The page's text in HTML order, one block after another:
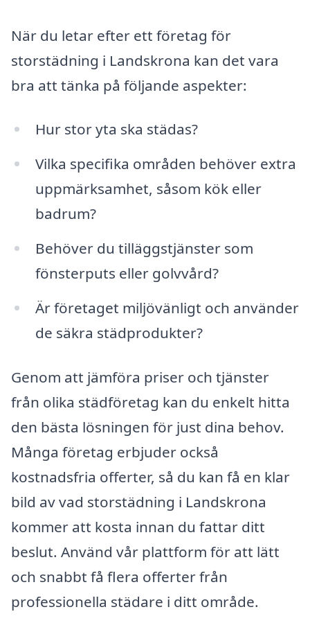
När du letar efter ett företag för
storstädning i Landskrona kan det vara
bra att tänka på följande aspekter:
Hur stor yta ska städas?
Vilka specifika områden behöver extra
uppmärksamhet, såsom kök eller
badrum?
Behöver du tilläggstjänster som
fönsterputs eller golvvård?
Är företaget miljövänligt och använder
de säkra städprodukter?
Genom att jämföra priser och tjänster
från olika städföretag kan du enkelt hitta
den bästa lösningen för just dina behov.
Många företag erbjuder också
kostnadsfria offerter, så du kan få en klar
bild av vad storstädning i Landskrona
kommer att kosta innan du fattar ditt
beslut. Använd vår plattform för att lätt
och snabbt få flera offerter från
professionella städare i ditt område.